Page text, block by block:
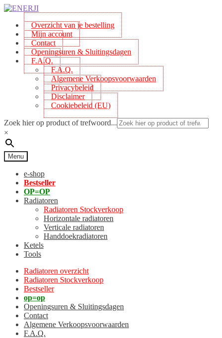
Skip
navigation
Skip
content
Overzicht van je bestelling
Mijn account
Contact
Openingsuren & Sluitingsdagen
F.A.Q.
F.A.Q.
Algemene Verkoopsvoorwaarden
Privacybeleid
Disclaimer
Cookiebeleid (EU)
Zoek hier op product of trefwoord...
×
Menu
e-shop
Bestseller
OP=OP
Radiatoren
Radiatoren Stockverkoop
Horizontale radiatoren
Verticale radiatoren
Handdoekradiatoren
Ketels
Tools
Radiatoren overzicht
Radiatoren Stockverkoop
Bestseller
op=op
Openingsuren & Sluitingsdagen
Contact
Algemene Verkoopsvoorwaarden
F.A.Q.